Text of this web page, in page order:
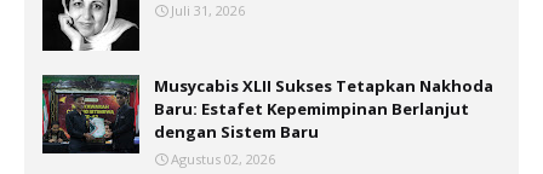
Juli 31, 2026
Musycabis XLII Sukses Tetapkan Nakhoda
Baru: Estafet Kepemimpinan Berlanjut
dengan Sistem Baru
Agustus 02, 2026